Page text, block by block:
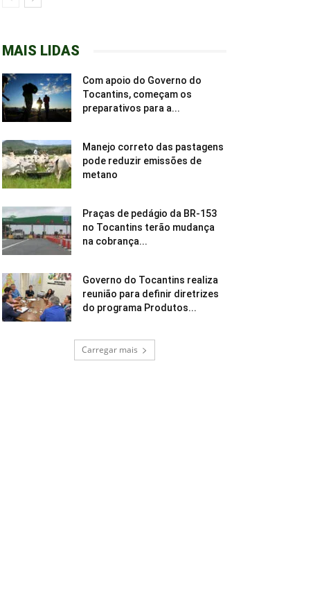
MAIS LIDAS
Com apoio do Governo do
Tocantins, começam os
preparativos para a...
Manejo correto das pastagens
pode reduzir emissões de
metano
Praças de pedágio da BR-153
no Tocantins terão mudança
na cobrança...
Governo do Tocantins realiza
reunião para definir diretrizes
do programa Produtos...
Carregar mais